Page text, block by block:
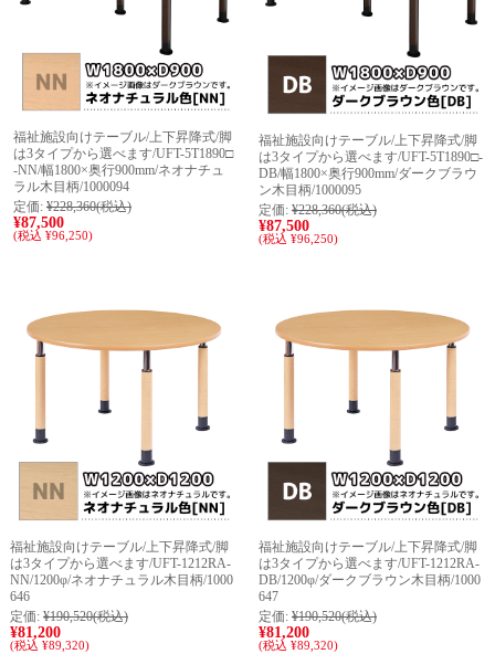
福祉施設向けテーブル/上下昇降式/脚
は3タイプから選べます/UFT-5T1890□
-NN/幅1800×奥行900mm/ネオナチュ
ラル木目柄/1000094
定価: ¥228,360(税込)
¥87,500
(税込 ¥96,250)
福祉施設向けテーブル/上下昇降式/脚
は3タイプから選べます/UFT-5T1890□-
DB/幅1800×奥行900mm/ダークブラウ
ン木目柄/1000095
定価: ¥228,360(税込)
¥87,500
(税込 ¥96,250)
福祉施設向けテーブル/上下昇降式/脚
は3タイプから選べます/UFT-1212RA-
NN/1200φ/ネオナチュラル木目柄/1000
646
定価: ¥190,520(税込)
¥81,200
(税込 ¥89,320)
福祉施設向けテーブル/上下昇降式/脚
は3タイプから選べます/UFT-1212RA-
DB/1200φ/ダークブラウン木目柄/1000
647
定価: ¥190,520(税込)
¥81,200
(税込 ¥89,320)